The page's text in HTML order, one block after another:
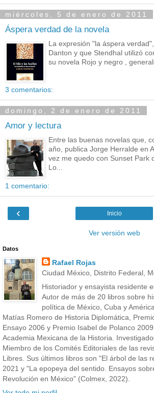
miércoles, 5 de enero de 2011
Áspera verdad de la novela
La expresión "la áspera
Danton y que Stendhal utilizó
su novela Rojo y negro ,
3 comentarios:
domingo, 2 de enero de 2011
Amor y lectura
Entre las buenas novelas que,
año, publica Jorge Herralde en
vez me quedo con Sunset Park
Lo...
1 comentario:
‹ Inicio
Ver versión web
Datos
Rafael Rojas
Ciudad México, Distrito Federal,
Historiador y ensayista residente
Autor de más de 20 libros sobre
política de México, Cuba y
Matías Romero de Historia Diplomática,
Ensayo 2006 y Premio Isabel de Polanco
Academia Mexicana de la Historia.
Miembro de los Comités Editoriales de las
Libres. Sus últimos libros son "El árbol de las
2021 y "La epopeya del sentido. Ensayos
Revolución en México" (Colmex, 2022).